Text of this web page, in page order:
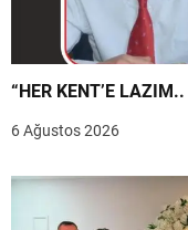
6 Ağustos 2026